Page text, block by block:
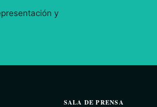
y
SALA DE PRENSA